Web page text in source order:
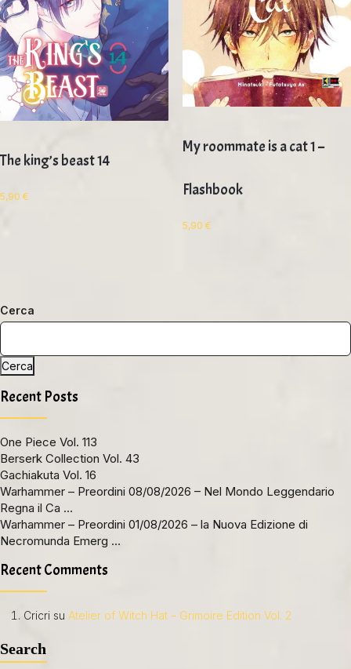
The king’s beast 14
5,90 €
My roommate is a cat 1 –
Flashbook
5,90 €
Cerca
Cerca
Recent Posts
One Piece Vol. 113
Berserk Collection Vol. 43
Gachiakuta Vol. 16
Warhammer – Preordini 08/08/2026 – Nel Mondo Leggendario
Regna il Ca …
Warhammer – Preordini 01/08/2026 – la Nuova Edizione di
Necromunda Emerg …
Recent Comments
Cricri su Atelier of Witch Hat – Grimoire Edition Vol. 2
Search